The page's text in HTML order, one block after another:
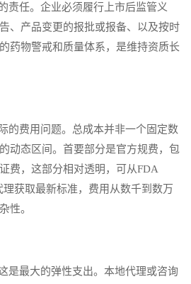
任。企业必须履行上市后监管义
、产品变更的报批或报备、以及按时
药物警戒和质量体系，是维持资质长
费用问题。总成本并非一个固定数
动态区间。首要部分是官方规费，包
费，这部分相对透明，可从FDA
获取最新标准，费用从数千到数万
性。
最大的弹性支出。本地代理或咨询